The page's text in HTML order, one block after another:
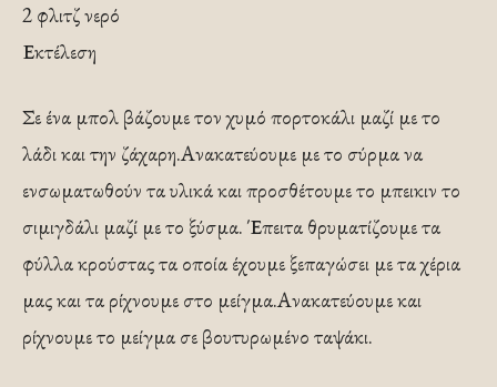
2 φλιτζ νερό
Εκτέλεση
Σε ένα μπολ βάζουμε τον χυμό πορτοκάλι μαζί με το
λάδι και την ζάχαρη.Ανακατεύουμε με το σύρμα να
ενσωματωθούν τα υλικά και προσθέτουμε το μπεικιν το
σιμιγδάλι μαζί με το ξύσμα. Έπειτα θρυματίζουμε τα
φύλλα κρούστας τα οποία έχουμε ξεπαγώσει με τα χέρια
μας και τα ρίχνουμε στο μείγμα.Ανακατεύουμε και
ρίχνουμε το μείγμα σε βουτυρωμένο ταψάκι.